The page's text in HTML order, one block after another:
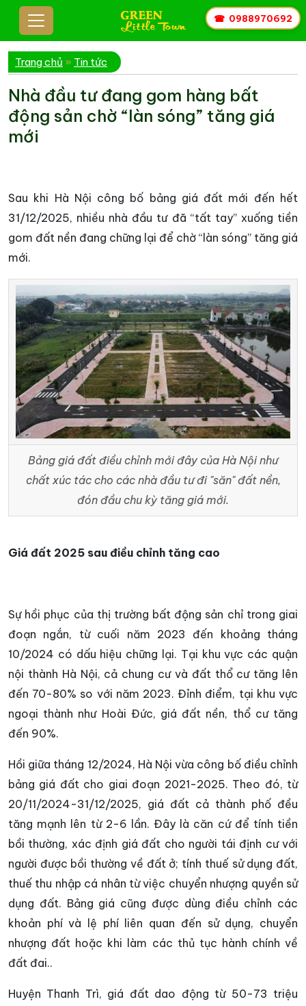
Trang chủ » Tin tức
Nhà đầu tư đang gom hàng bất
động sản chờ “làn sóng” tăng giá
mới
Sau khi Hà Nội công bố bảng giá đất mới đến hết
31/12/2025, nhiều nhà đầu tư đã “tất tay” xuống tiền
gom đất nền đang chững lại để chờ “làn sóng” tăng giá
mới.
Bảng giá đất điều chỉnh mới đây của Hà Nội như
chất xúc tác cho các nhà đầu tư đi "săn" đất nền,
đón đầu chu kỳ tăng giá mới.
Giá đất 2025 sau điều chỉnh tăng cao
Sự hồi phục của thị trường bất động sản chỉ trong giai
đoạn ngắn, từ cuối năm 2023 đến khoảng tháng
10/2024 có dấu hiệu chững lại. Tại khu vực các quận
nội thành Hà Nội, cả chung cư và đất thổ cư tăng lên
đến 70-80% so với năm 2023. Đỉnh điểm, tại khu vực
ngoại thành như Hoài Đức, giá đất nền, thổ cư tăng
đến 90%.
Hồi giữa tháng 12/2024, Hà Nội vừa công bố điều chỉnh
bảng giá đất cho giai đoạn 2021-2025. Theo đó, từ
20/11/2024-31/12/2025, giá đất cả thành phố đều
tăng mạnh lên từ 2-6 lần. Đây là căn cứ để tính tiền
bồi thường, xác định giá đất cho người tái định cư với
người được bồi thường về đất ở; tính thuế sử dụng đất,
thuế thu nhập cá nhân từ việc chuyển nhượng quyền sử
dụng đất. Bảng giá cũng được dùng điều chỉnh các
khoản phí và lệ phí liên quan đến sử dụng, chuyển
nhượng đất hoặc khi làm các thủ tục hành chính về
đất đai..
Huyện Thanh Trì, giá đất dao động từ 50-73 triệu
☎ 0988970692